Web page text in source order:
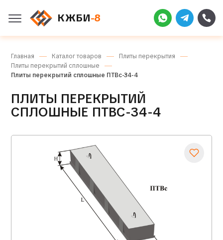
КЖБИ-8
Главная Каталог товаров
Плиты перекрытия
Плиты перекрытий сплошные
Плиты перекрытий сплошные ПТВс-34-4
ПЛИТЫ ПЕРЕКРЫТИЙ
СПЛОШНЫЕ ПТВС-34-4